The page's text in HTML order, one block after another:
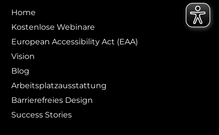
Home
Kostenlose Webinare
European Accessibility Act (EAA)
Vision
Blog
Arbeitsplatzausstattung
Barrierefreies Design
Success Stories